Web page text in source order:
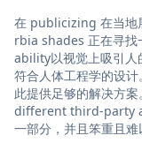
在 publicizing 在当地
rbia shades 正在寻
ability以视觉上吸引人
符合人体工程学的设
此提供足够的解决方
different third-party
一部分，并且笨重且难